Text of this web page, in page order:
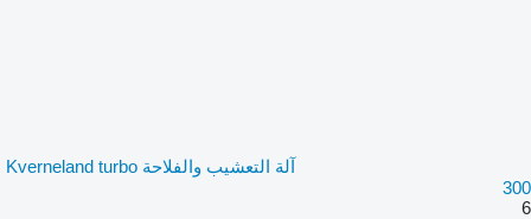
آلة التعشيب والفلاحة Kverneland turbo
300
6